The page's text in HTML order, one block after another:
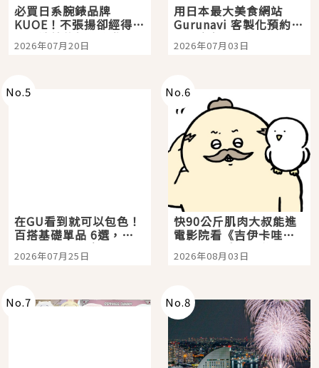
必買日系腕錶品牌
KUOE！不張揚卻經得起
時間洗鍊的經典之作五
選
2026年07月20日
用日本最大美食網站
Gurunavi 客製化預約九
大都市餐廳，打造專屬
美食體驗！
2026年07月03日
No.5
在GU看到就可以包色！
百搭基礎單品 6選，閉
眼全收也不心疼
2026年07月25日
No.6
快90公斤肌肉大叔能進
電影院看《吉伊卡哇》
嗎？日本重金屬樂團
「打首」會長與nagano
2026年08月03日
No.7 No.8